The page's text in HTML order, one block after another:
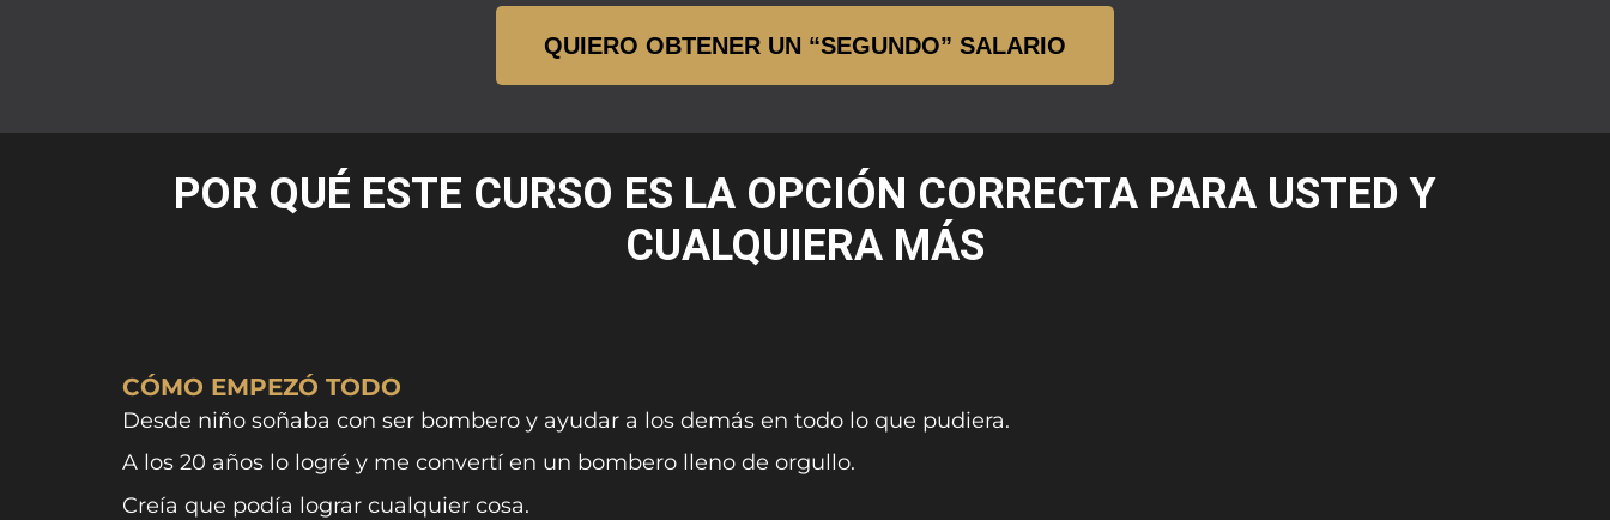
QUIERO OBTENER UN “SEGUNDO” SALARIO
POR QUÉ ESTE CURSO ES LA OPCIÓN CORRECTA PARA USTED Y
CUALQUIERA MÁS
CÓMO EMPEZÓ TODO
Desde niño soñaba con ser bombero y ayudar a los demás en todo lo que pudiera.
A los 20 años lo logré y me convertí en un bombero lleno de orgullo.
Creía que podía lograr cualquier cosa.